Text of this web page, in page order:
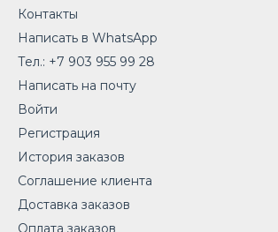
Контакты
Написать в WhatsApp
Тел.: +7 903 955 99 28
Написать на почту
Войти
Регистрация
История заказов
Соглашение клиента
Доставка заказов
Оплата заказов